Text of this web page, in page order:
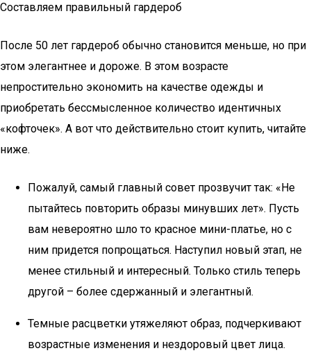
Составляем правильный гардероб
После 50 лет гардероб обычно становится меньше, но при
этом элегантнее и дороже. В этом возрасте
непростительно экономить на качестве одежды и
приобретать бессмысленное количество идентичных
«кофточек». А вот что действительно стоит купить, читайте
ниже.
Пожалуй, самый главный совет прозвучит так: «Не
пытайтесь повторить образы минувших лет». Пусть
вам невероятно шло то красное мини-платье, но с
ним придется попрощаться. Наступил новый этап, не
менее стильный и интересный. Только стиль теперь
другой – более сдержанный и элегантный.
Темные расцветки утяжеляют образ, подчеркивают
возрастные изменения и нездоровый цвет лица.